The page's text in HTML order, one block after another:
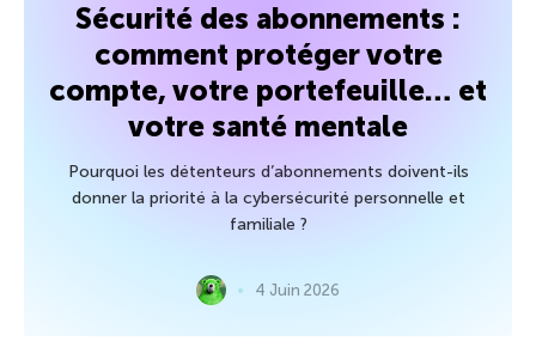
Sécurité des abonnements :
comment protéger votre
compte, votre portefeuille… et
votre santé mentale
Pourquoi les détenteurs d’abonnements doivent-ils
donner la priorité à la cybersécurité personnelle et
familiale ?
4 Juin 2026